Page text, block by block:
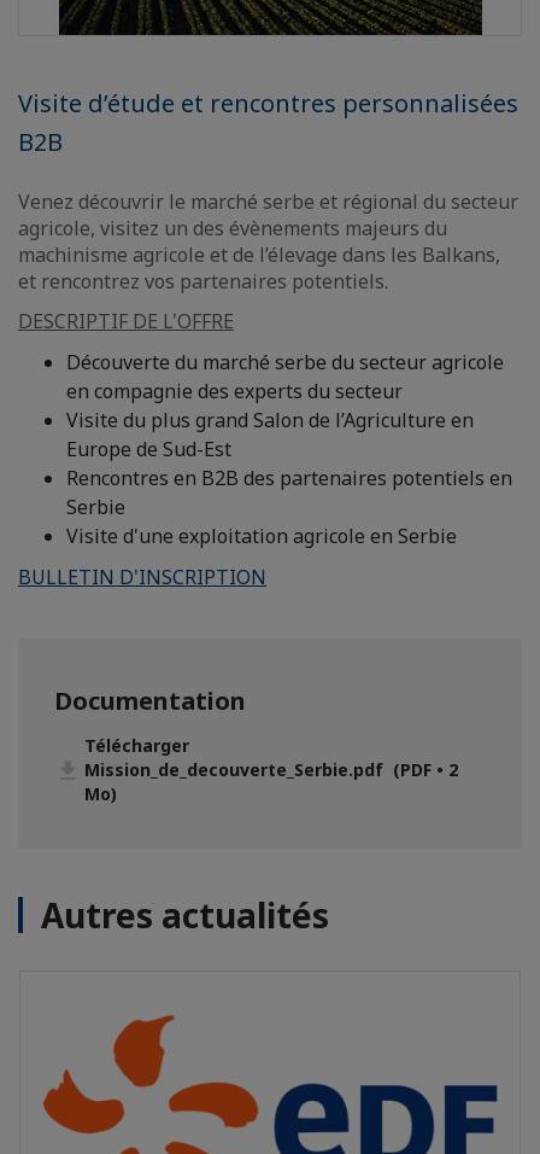
Visite d’étude et rencontres personnalisées
B2B
Venez découvrir le marché serbe et régional du secteur
agricole, visitez un des évènements majeurs du
machinisme agricole et de l’élevage dans les Balkans,
et rencontrez vos partenaires potentiels.
DESCRIPTIF DE L'OFFRE
Découverte du marché serbe du secteur agricole
en compagnie des experts du secteur
Visite du plus grand Salon de l’Agriculture en
Europe de Sud-Est
Rencontres en B2B des partenaires potentiels en
Serbie
Visite d'une exploitation agricole en Serbie
BULLETIN D'INSCRIPTION
Documentation
Télécharger
Mission_de_decouverte_Serbie.pdf (PDF • 2
Mo)
Autres actualités